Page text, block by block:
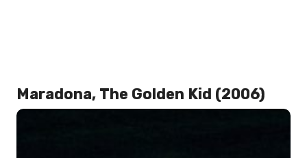
Maradona, The Golden Kid (2006)